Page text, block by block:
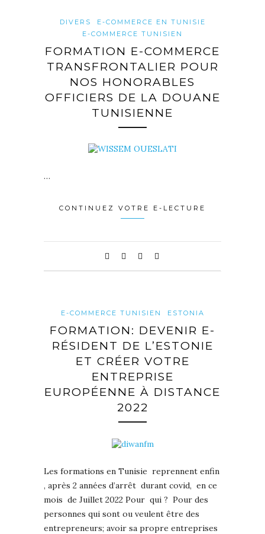
DIVERS
E-COMMERCE EN TUNISIE
E-COMMERCE TUNISIEN
FORMATION E-COMMERCE
TRANSFRONTALIER POUR
NOS HONORABLES
OFFICIERS DE LA DOUANE
TUNISIENNE
…
CONTINUEZ VOTRE E-LECTURE
E-COMMERCE TUNISIEN ESTONIA
FORMATION: DEVENIR E-
RÉSIDENT DE L’ESTONIE
ET CRÉER VOTRE
ENTREPRISE
EUROPÉENNE À DISTANCE
2022
Les formations en Tunisie reprennent enfin
, après 2 années d’arrêt durant covid, en ce
mois de Juillet 2022 Pour qui ? Pour des
personnes qui sont ou veulent être des
entrepreneurs; avoir sa propre entreprises